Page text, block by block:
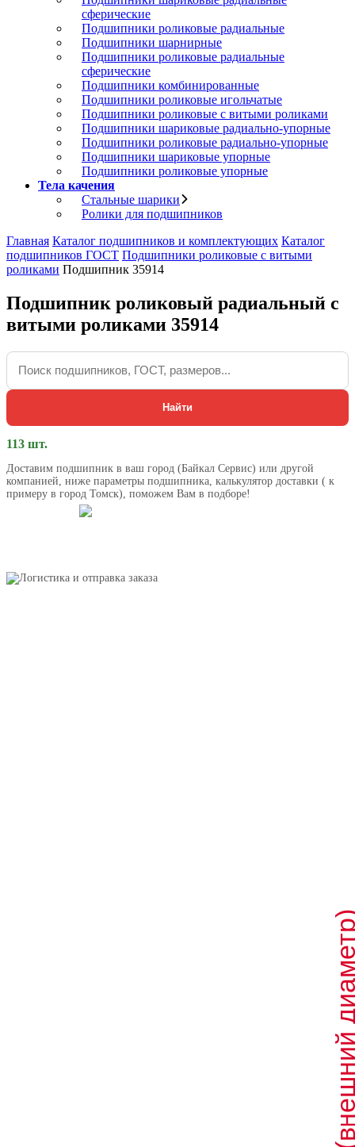
сферические
Подшипники роликовые радиальные
Подшипники шарнирные
Подшипники роликовые радиальные
сферические
Подшипники комбинированные
Подшипники роликовые игольчатые
Подшипники роликовые с витыми роликами
Подшипники шариковые радиально-упорные
Подшипники роликовые радиально-упорные
Подшипники шариковые упорные
Подшипники роликовые упорные
Тела качения
Стальные шарики
Ролики для подшипников
Главная Каталог подшипников и комплектующих Каталог
подшипников ГОСТ Подшипники роликовые с витыми
роликами Подшипник 35914
Подшипник роликовый радиальный с
витыми роликами 35914
Найти
113 шт.
Доставим подшипник в ваш город (Байкал Сервис) или другой
компанией, ниже параметры подшипника, калькулятор доставки ( к
примеру в город Томск), поможем Вам в подборе!